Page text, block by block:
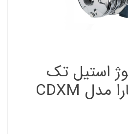
استیل تک
پروانه تکفاز آبارا مدل CDXM